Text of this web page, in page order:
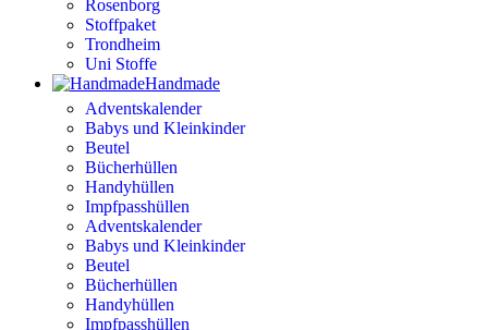
Rosenborg
Stoffpaket
Trondheim
Uni Stoffe
Handmade
Adventskalender
Babys und Kleinkinder
Beutel
Bücherhüllen
Handyhüllen
Impfpasshüllen
Adventskalender
Babys und Kleinkinder
Beutel
Bücherhüllen
Handyhüllen
Impfpasshüllen